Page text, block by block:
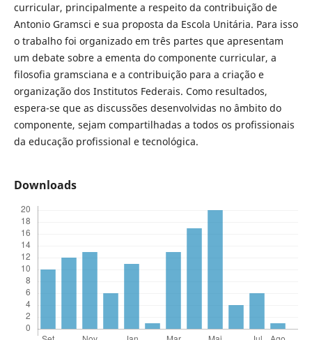
curricular, principalmente a respeito da contribuição de
Antonio Gramsci e sua proposta da Escola Unitária. Para isso
o trabalho foi organizado em três partes que apresentam
um debate sobre a ementa do componente curricular, a
filosofia gramsciana e a contribuição para a criação e
organização dos Institutos Federais. Como resultados,
espera-se que as discussões desenvolvidas no âmbito do
componente, sejam compartilhadas a todos os profissionais
da educação profissional e tecnológica.
Downloads